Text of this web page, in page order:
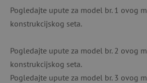
Pogledajte upute za model br. 1 ovog
konstrukcijskog seta.
Pogledajte upute za model br. 2 ovog
konstrukcijskog seta.
Pogledajte upute za model br. 3 ovog